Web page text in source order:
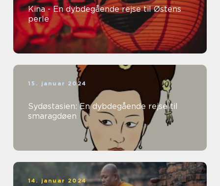
Kina - En dybdegående rejse til Østens
perle
15. januar 2024
Sydøstasien: En dybdegående rejse til
smaragdøen
14. januar 2024